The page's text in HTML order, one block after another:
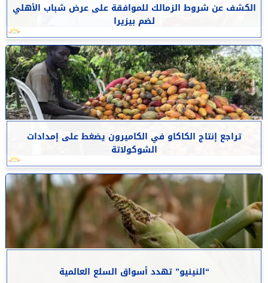
الكشف عن شروط الزمالك للموافقة على عرض شباب الأهلي
لضم بيزيرا
تراجع إنتاج الكاكاو في الكاميرون يضغط على إمدادات
الشوكولاتة
“النينيو” تهدد أسواق السلع العالمية